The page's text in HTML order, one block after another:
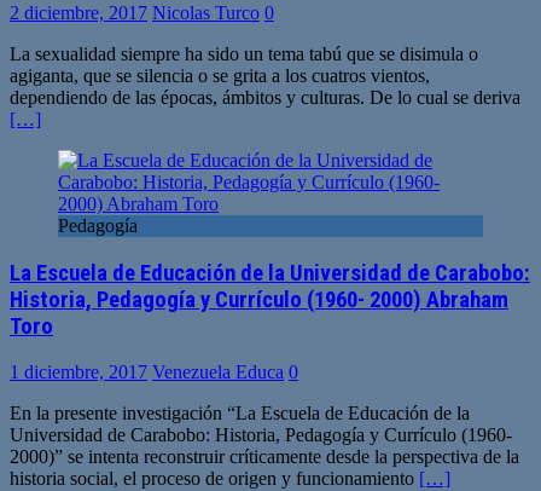
2 diciembre, 2017 Nicolas Turco 0
La sexualidad siempre ha sido un tema tabú que se disimula o
agiganta, que se silencia o se grita a los cuatros vientos,
dependiendo de las épocas, ámbitos y culturas. De lo cual se deriva
[…]
Pedagogía
La Escuela de Educación de la Universidad de Carabobo:
Historia, Pedagogía y Currículo (1960- 2000) Abraham
Toro
1 diciembre, 2017 Venezuela Educa 0
En la presente investigación “La Escuela de Educación de la
Universidad de Carabobo: Historia, Pedagogía y Currículo (1960-
2000)” se intenta reconstruir críticamente desde la perspectiva de la
historia social, el proceso de origen y funcionamiento […]